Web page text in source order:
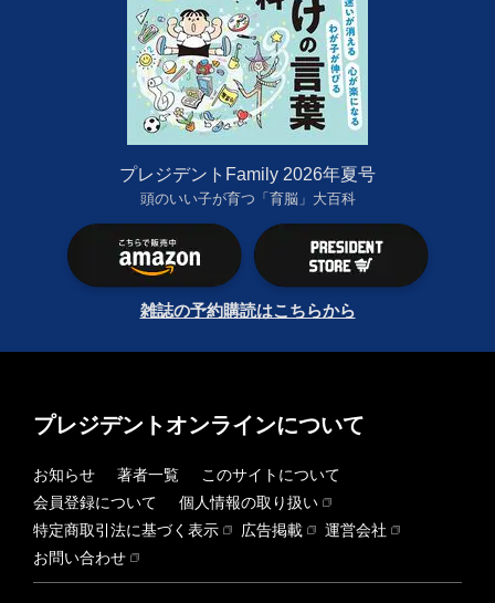
プレジデントFamily 2026年夏号
頭のいい子が育つ「育脳」大百科
雑誌の予約購読はこちらから
プレジデントオンラインについて
お知らせ 著者一覧
このサイトについて
会員登録について
個人情報の取り扱い
特定商取引法に基づく表示
広告掲載
運営会社
お問い合わせ